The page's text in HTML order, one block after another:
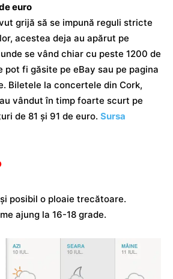
euro
grijă să se impună reguli stricte
acestea deja au apărut pe
se vând chiar cu peste 1200 de
pot fi găsite pe eBay sau pe pagina
Biletele la concertele din Cork,
vândut în timp foarte scurt pe
de 81 și 91 de euro. Sursa
posibil o ploaie trecătoare.
ajung la 16-18 grade.